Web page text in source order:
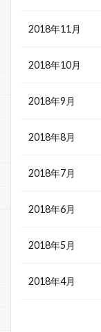
2018年11月
2018年10月
2018年9月
2018年8月
2018年7月
2018年6月
2018年5月
2018年4月